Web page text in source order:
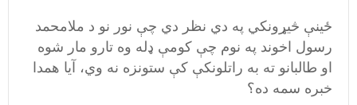
ځینې څیړونکي په دي نظر دي چې نور نو د ملامحمد
رسول اخوند په نوم چې کومې ډله وه تارو مار شوه
او طالبانو ته به راتلونکې کې ستونزه نه وي، آیا همدا
خبره سمه ده؟